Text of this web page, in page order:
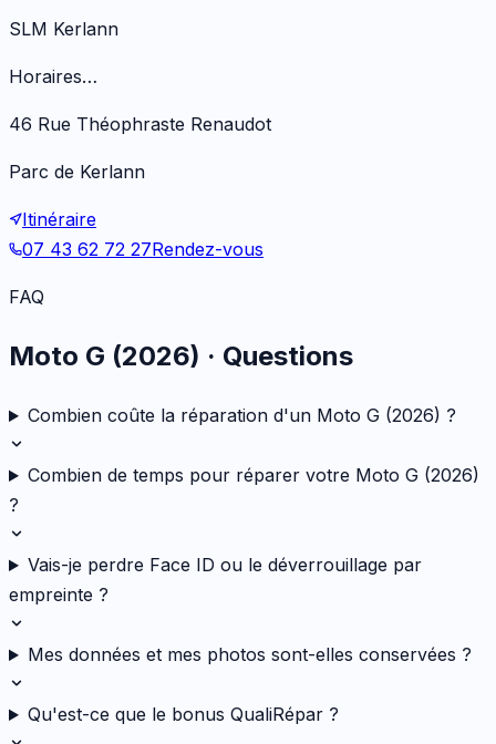
SLM Kerlann
Horaires…
46 Rue Théophraste Renaudot
Parc de Kerlann
Itinéraire
07 43 62 72 27Rendez-vous
FAQ
Moto G (2026) · Questions
Combien coûte la réparation d'un Moto G (2026) ?
Combien de temps pour réparer votre Moto G (2026)
?
Vais-je perdre Face ID ou le déverrouillage par
empreinte ?
Mes données et mes photos sont-elles conservées ?
Qu'est-ce que le bonus QualiRépar ?